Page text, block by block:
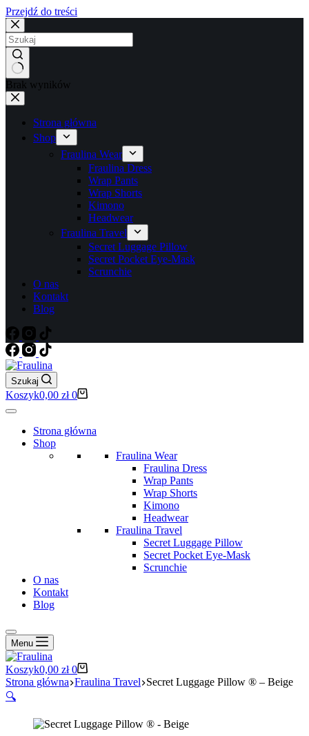
Przejdź do treści
Brak wyników
Strona główna
Shop
Fraulina Wear
Fraulina Dress
Wrap Pants
Wrap Shorts
Kimono
Headwear
Fraulina Travel
Secret Luggage Pillow
Secret Pocket Eye-Mask
Scrunchie
O nas
Kontakt
Blog
Szukaj
Koszyk0,00 zł 0
Strona główna
Shop
Fraulina Wear
Fraulina Dress
Wrap Pants
Wrap Shorts
Kimono
Headwear
Fraulina Travel
Secret Luggage Pillow
Secret Pocket Eye-Mask
Scrunchie
O nas
Kontakt
Blog
Menu
Koszyk0,00 zł 0
Strona główna Fraulina Travel Secret Luggage Pillow ® – Beige
🔍